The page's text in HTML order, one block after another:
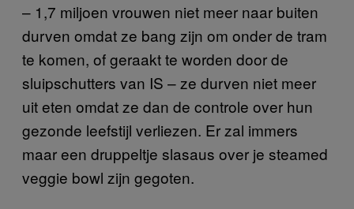
– 1,7 miljoen vrouwen niet meer naar buiten
durven omdat ze bang zijn om onder de tram
te komen, of geraakt te worden door de
sluipschutters van IS – ze durven niet meer
uit eten omdat ze dan de controle over hun
gezonde leefstijl verliezen. Er zal immers
maar een druppeltje slasaus over je steamed
veggie bowl zijn gegoten.